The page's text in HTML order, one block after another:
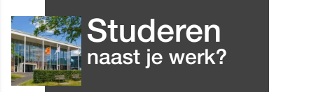
INNOVATIE
Grip op data en informatie:
Leergang Data en